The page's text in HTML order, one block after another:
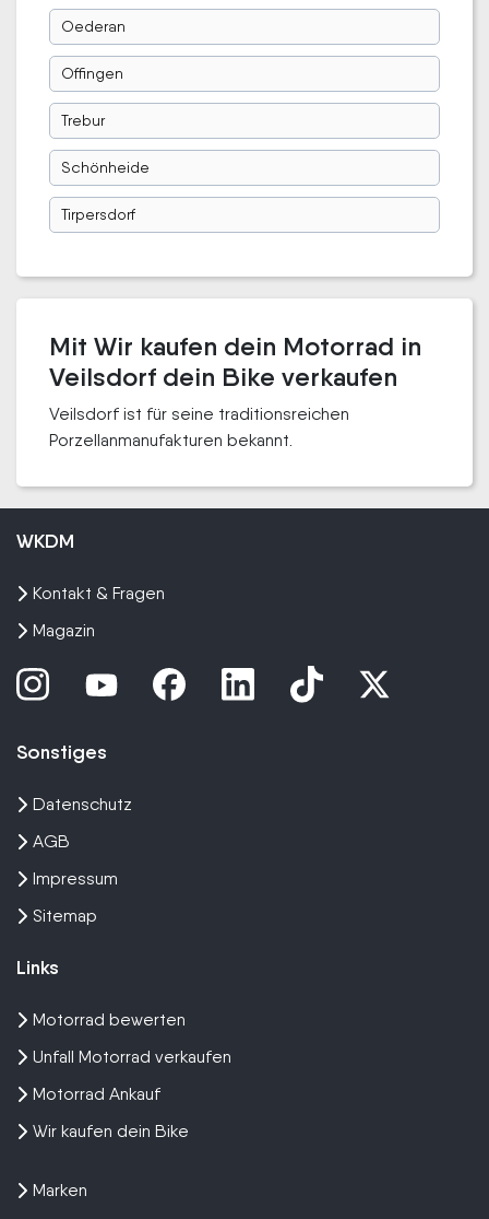
Oederan
Offingen
Trebur
Schönheide
Tirpersdorf
Mit Wir kaufen dein Motorrad in
Veilsdorf dein Bike verkaufen
Veilsdorf ist für seine traditionsreichen
Porzellanmanufakturen bekannt.
WKDM
Kontakt & Fragen
Magazin
Sonstiges
Datenschutz
AGB
Impressum
Sitemap
Links
Motorrad bewerten
Unfall Motorrad verkaufen
Motorrad Ankauf
Wir kaufen dein Bike
Marken